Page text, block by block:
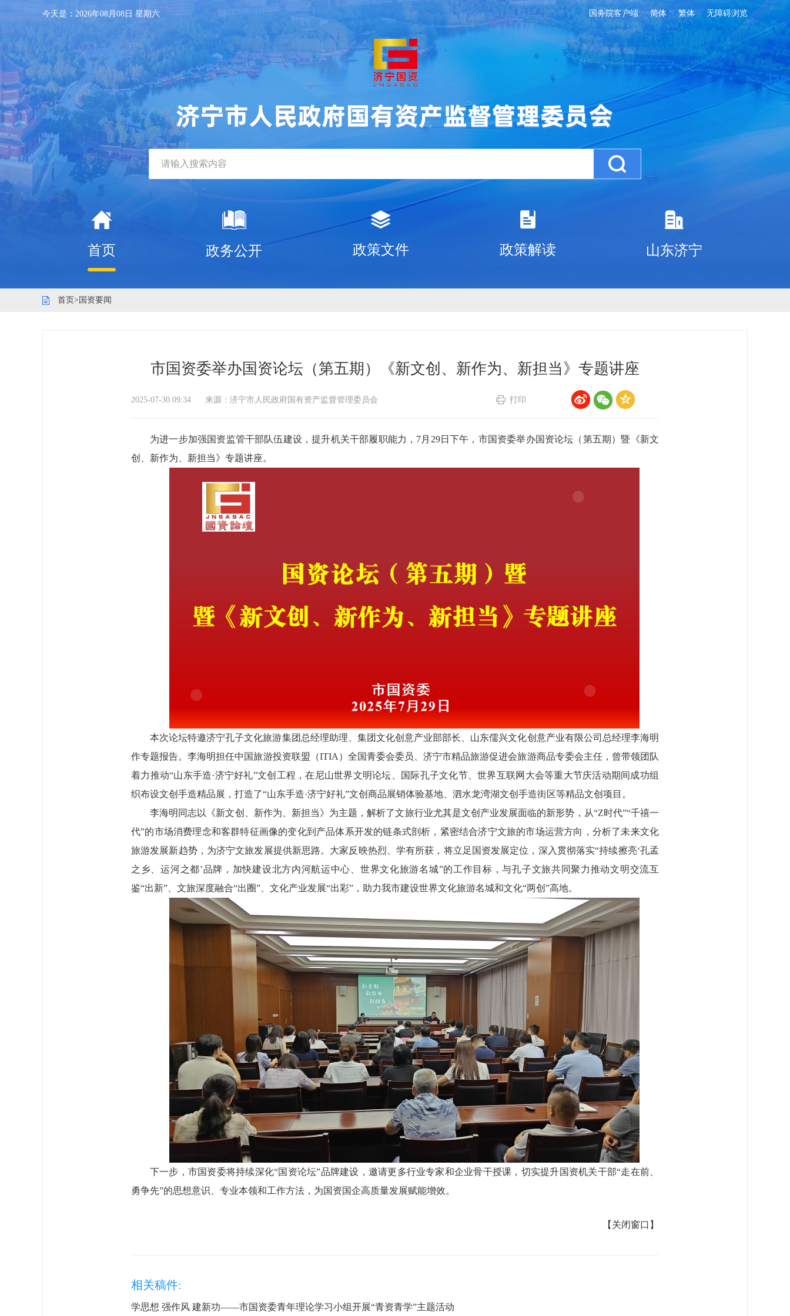
今天是： 2026年08月08日 星期六 国务院客户端 简体 繁体 无障碍浏览
首页 政务公开 政策文件 政策解读 山东济宁
首页> 国资要闻
市国资委举办国资论坛（第五期）《新文创、新作为、新担当》专题讲座
2025-07-30 09:34 来源： 济宁市人民政府国有资产监督管理委员会 打印
为进一步加强国资监管干部队伍建设，提升机关干部履职能力，7月29日下午，市国资委举办国资论坛（第五期）暨《新文
创、新作为、新担当》专题讲座。
本次论坛特邀济宁孔子文化旅游集团总经理助理、集团文化创意产业部部长、山东儒兴文化创意产业有限公司总经理李海明
作专题报告。李海明担任中国旅游投资联盟（ITIA）全国青委会委员、济宁市精品旅游促进会旅游商品专委会主任，曾带领团队
着力推动“山东手造·济宁好礼”文创工程，在尼山世界文明论坛、国际孔子文化节、世界互联网大会等重大节庆活动期间成功组
织布设文创手造精品展，打造了“山东手造·济宁好礼”文创商品展销体验基地、泗水龙湾湖文创手造街区等精品文创项目。
李海明同志以《新文创、新作为、新担当》为主题，解析了文旅行业尤其是文创产业发展面临的新形势，从“Z时代”“千禧一
代”的市场消费理念和客群特征画像的变化到产品体系开发的链条式剖析，紧密结合济宁文旅的市场运营方向，分析了未来文化
旅游发展新趋势，为济宁文旅发展提供新思路。大家反映热烈、学有所获，将立足国资发展定位，深入贯彻落实“持续擦亮‘孔孟
之乡、运河之都’品牌，加快建设北方内河航运中心、世界文化旅游名城”的工作目标，与孔子文旅共同聚力推动文明交流互
鉴“出新”、文旅深度融合“出圈”、文化产业发展“出彩”，助力我市建设世界文化旅游名城和文化“两创”高地。
下一步，市国资委将持续深化“国资论坛”品牌建设，邀请更多行业专家和企业骨干授课，切实提升国资机关干部“走在前、
勇争先”的思想意识、专业本领和工作方法，为国资国企高质量发展赋能增效。
【关闭窗口】
相关稿件:
学思想 强作风 建新功——市国资委青年理论学习小组开展“青资青学”主题活动